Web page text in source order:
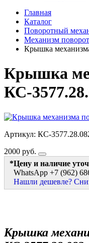
Главная
Каталог
Поворотный
Механизм
Крышка
Крышка
КС-
Артикул: КС-
2000 руб.
*Цену и наличие
WhatsApp +7 (962)
Нашли дешевле?
Крышка